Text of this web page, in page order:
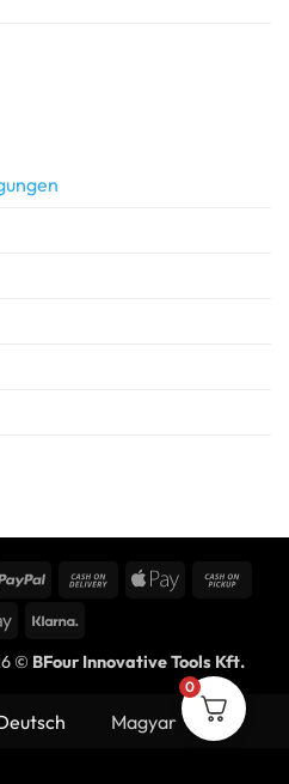
PayPal
Cash
Apple
Google
© BFour Innovative Tools Kft.
Magyar
0